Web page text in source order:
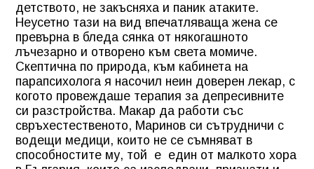
детството, не закъсняха и паник атаките.
Неусетно тази на вид впечатляваща жена се
превърна в бледа сянка от някогашното
лъчезарно и отворено към света момиче.
Скептична по природа, към кабинета на
парапсихолога я насочил неин доверен лекар, с
когото провеждаше терапия за депресивните
си разстройства. Макар да работи със
свръхестественото, Маринов си сътрудничи с
водещи медици, които не се съмняват в
способностите му, той е един от малкото хора